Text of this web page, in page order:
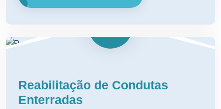
Reabilitação de Condutas
Enterradas